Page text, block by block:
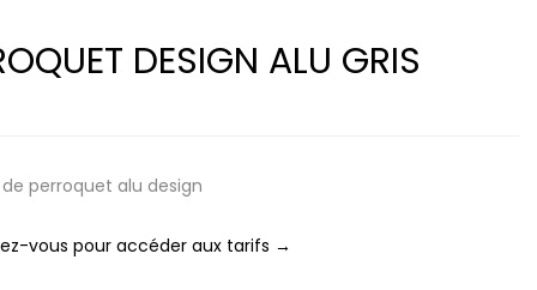
DESIGN ALU GRIS
perroquet alu design
vous pour accéder aux tarifs →